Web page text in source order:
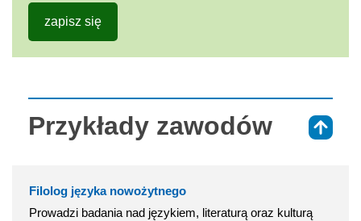
zapisz się
Przykłady zawodów
Filolog języka nowożytnego
Prowadzi badania nad językiem, literaturą oraz kulturą